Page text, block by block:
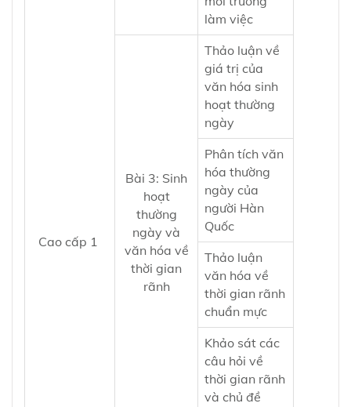
Cao cấp 1
làm việc
Bài 3: Sinh
hoạt
thường
ngày và
văn hóa về
thời gian
rãnh
Thảo luận về
giá trị của
văn hóa sinh
hoạt thường
ngày
Phân tích văn
hóa thường
ngày của
người Hàn
Quốc
Thảo luận
văn hóa về
thời gian rãnh
chuẩn mực
Khảo sát các
câu hỏi về
thời gian rãnh
và chủ đề